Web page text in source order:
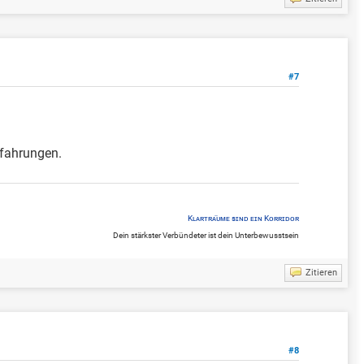
#7
Kʟᴀʀᴛʀᴀ̈ᴜᴍᴇ sɪɴᴅ ᴇɪɴ Kᴏʀʀɪᴅᴏʀ
Dein stärkster Verbündeter ist dein Unterbewusstsein
Zitieren
#8